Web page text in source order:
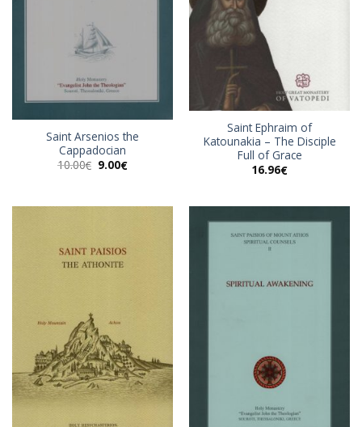
Saint Arsenios the
Cappadocian
10.00€ Original
9.00€Η
9.00€.
Saint Ephraim of
Katounakia – The Disciple
Full of Grace
16.96€